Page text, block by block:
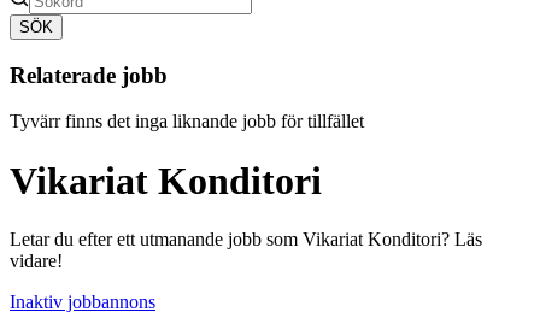
SÖK
Relaterade jobb
Tyvärr finns det inga liknande jobb för tillfället
Vikariat Konditori
Letar du efter ett utmanande jobb som Vikariat Konditori? Läs
vidare!
Inaktiv jobbannons